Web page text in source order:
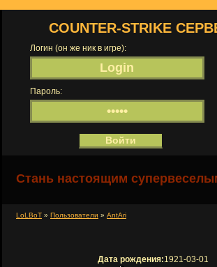
COUNTER-STRIKE
Логин (он же ник в игре):
Пароль:
Стань настоящим
LoLBoT » Пользователи » AntAri
Дата рождения:1921-03-01